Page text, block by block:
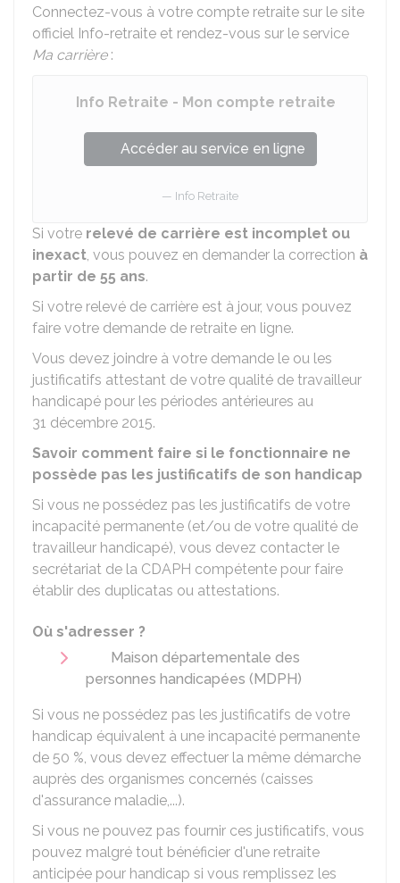
Connectez-vous à votre compte retraite sur le site
officiel Info-retraite et rendez-vous sur le service
Ma carrière:
Info Retraite - Mon compte retraite
Accéder au service en ligne
Info Retraite
Si votre relevé de carrière est incomplet ou
inexact, vous pouvez en demander la correction à
partir de 55 ans.
Si votre relevé de carrière est à jour, vous pouvez
faire votre demande de retraite en ligne.
Vous devez joindre à votre demande le ou les
justificatifs attestant de votre qualité de travailleur
handicapé pour les périodes antérieures au
31 décembre 2015.
Savoir comment faire si le fonctionnaire ne
possède pas les justificatifs de son handicap
Si vous ne possédez pas les justificatifs de votre
incapacité permanente (et/ou de votre qualité de
travailleur handicapé), vous devez contacter le
secrétariat de la CDAPH compétente pour faire
établir des duplicatas ou attestations.
Où s'adresser ?
Maison départementale des
personnes handicapées (MDPH)
Si vous ne possédez pas les justificatifs de votre
handicap équivalent à une incapacité permanente
de 50 %, vous devez effectuer la même démarche
auprès des organismes concernés (caisses
d'assurance maladie,...).
Si vous ne pouvez pas fournir ces justificatifs, vous
pouvez malgré tout bénéficier d'une retraite
anticipée pour handicap si vous remplissez les